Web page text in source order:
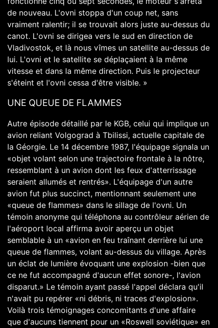
de nouveau. L'ovni stoppa d'un coup net, sans
vraiment ralentir; il se trouvait alors juste au-dessus du
canot. L'ovni se dirigea vers le sud en direction de
Vladivostok, et là nous vîmes un satellite au-dessus de
lui. L'ovni et le satellite se déplaçaient à la même
vitesse et dans la même direction. Puis le projecteur
s'éteint et l'ovni cessa d'être visible. »
UNE QUEUE DE FLAMMES
Autre épisode détaillé par le KGB, celui qui implique un
avion reliant Volgograd à Tbilissi, actuelle capitale de
la Géorgie. Le 14 décembre 1987, l'équipage signala un
«objet volant selon une trajectoire frontale à la nôtre,
ressemblant à un avion dont les feux d'atterrissage
seraient allumés et rentrés». L'équipage d'un autre
avion fut plus succinct, mentionnant seulement une
«queue de flammes» dans le sillage de l'ovni. Un
témoin anonyme qui téléphona au contrôleur aérien de
l'aéroport local affirma avoir aperçu un objet
semblable à un «avion en feu traînant derrière lui une
queue de flammes, volant au-dessus du village. Après
un éclat de lumière évoquant une explosion -bien que
ce ne fut accompagné d'aucun effet sonore-, l'avion
disparut.» Le témoin ayant passé l'appel déclara qu'il
n'avait pu repérer «ni débris, ni traces d'explosion».
Voilà trois témoignages concomitants d'une affaire
que d'aucuns tiennent pour un «Roswell soviétique» en